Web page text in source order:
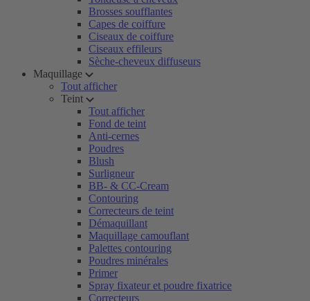
Brosses soufflantes
Capes de coiffure
Ciseaux de coiffure
Ciseaux effileurs
Sèche-cheveux diffuseurs
Maquillage
Tout afficher
Teint
Tout afficher
Fond de teint
Anti-cernes
Poudres
Blush
Surligneur
BB- & CC-Cream
Contouring
Correcteurs de teint
Démaquillant
Maquillage camouflant
Palettes contouring
Poudres minérales
Primer
Spray fixateur et poudre fixatrice
Correcteurs